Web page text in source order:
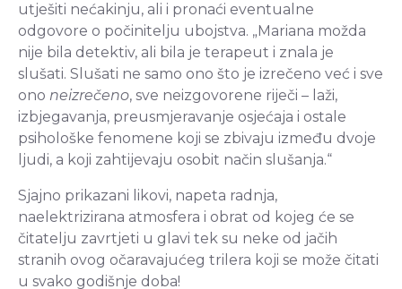
utješiti nećakinju, ali i pronaći eventualne
odgovore o počinitelju ubojstva. „Mariana možda
nije bila detektiv, ali bila je terapeut i znala je
slušati. Slušati ne samo ono što je izrečeno već i sve
ono neizrečeno, sve neizgovorene riječi – laži,
izbjegavanja, preusmjeravanje osjećaja i ostale
psihološke fenomene koji se zbivaju između dvoje
ljudi, a koji zahtijevaju osobit način slušanja.“
Sjajno prikazani likovi, napeta radnja,
naelektrizirana atmosfera i obrat od kojeg će se
čitatelju zavrtjeti u glavi tek su neke od jačih
stranih ovog očaravajućeg trilera koji se može čitati
u svako godišnje doba!